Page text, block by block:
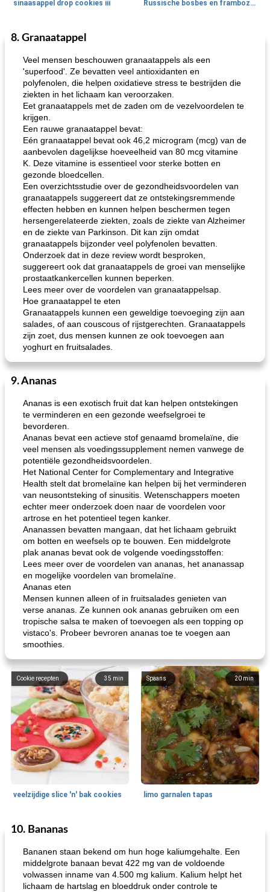
sinaasappel drop cookies iii Russische bosbes en frambozenpudding
Ontbijt
loco mokka havermout rustieke dorpspizza
8. Granaatappel
Veel mensen beschouwen granaatappels als een
'superfood'. Ze bevatten veel antioxidanten en
polyfenolen, die helpen oxidatieve stress te bestrijden die
ziekten in het lichaam kan veroorzaken.
Eet granaatappels met de zaden om de vezelvoordelen te
krijgen.
Een rauwe granaatappel bevat:
Eén granaatappel bevat ook 46,2 microgram (mcg) van de
aanbevolen dagelijkse hoeveelheid van 80 mcg vitamine
K. Deze vitamine is essentieel voor sterke botten en
gezonde bloedcellen.
Een overzichtsstudie over de gezondheidsvoordelen van
granaatappels suggereert dat ze ontstekingsremmende
effecten hebben en kunnen helpen beschermen tegen
hersengerelateerde ziekten, zoals de ziekte van Alzheimer
en de ziekte van Parkinson. Dit kan zijn omdat
granaatappels bijzonder veel polyfenolen bevatten.
Onderzoek dat in deze review wordt besproken,
suggereert ook dat granaatappels de groei van menselijke
prostaatkankercellen kunnen beperken.
Lees meer over de voordelen van granaatappelsap.
Hoe granaatappel te eten
Granaatappels kunnen een geweldige toevoeging zijn aan
salades, of aan couscous of rijstgerechten. Granaatappels
zijn zoet, dus mensen kunnen ze ook toevoegen aan
yoghurt en fruitsalades.
9. Ananas
Ananas is een exotisch fruit dat kan helpen ontstekingen
te verminderen en een gezonde weefselgroei te
bevorderen.
Ananas bevat een actieve stof genaamd bromelaïne, die
veel mensen als voedingssupplement nemen vanwege de
potentiële gezondheidsvoordelen.
Het National Center for Complementary and Integrative
Health stelt dat bromelaïne kan helpen bij het verminderen
van neusontsteking of sinusitis. Wetenschappers moeten
echter meer onderzoek doen naar de voordelen voor
artrose en het potentieel tegen kanker.
Ananassen bevatten mangaan, dat het lichaam gebruikt
om botten en weefsels op te bouwen. Een middelgrote
plak ananas bevat ook de volgende voedingsstoffen:
Lees meer over de voordelen van ananas, het ananassap
en mogelijke voordelen van bromelaïne.
Ananas eten
Mensen kunnen alleen of in fruitsalades genieten van
verse ananas. Ze kunnen ook ananas gebruiken om een ​​
tropische salsa te maken of toevoegen als een topping op
vistaco's. Probeer bevroren ananas toe te voegen aan
smoothies.
35 min
Cookie recepten
veelzijdige slice 'n' bak cookies
20 min
Spaans
limo garnalen tapas
Zeevruchten
10. Bananas
Bananen staan ​​bekend om hun hoge kaliumgehalte. Een
middelgrote banaan bevat 422 mg van de voldoende
volwassen inname van 4.500 mg kalium. Kalium helpt het
lichaam de hartslag en bloeddruk onder controle te